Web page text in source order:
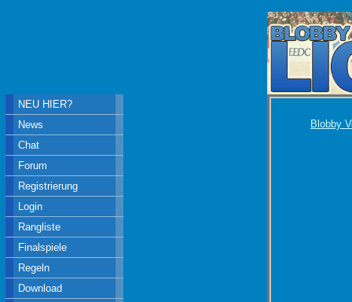
Blobby
NEU HIER?
News
Chat
Forum
Registrierung
Login
Rangliste
Finalspiele
Regeln
Download